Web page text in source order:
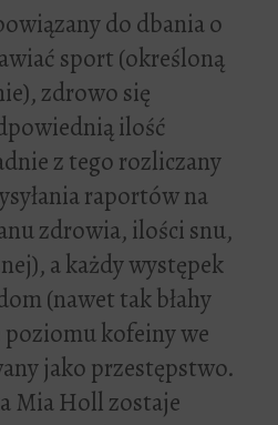
do dbania o
sport (określoną
zdrowo się
ilość
z tego rozliczany
raportów na
zdrowia, ilości snu,
a każdy występek
(nawet tak błahy
kofeiny we
jako przestępstwo.
Mia Holl zostaje